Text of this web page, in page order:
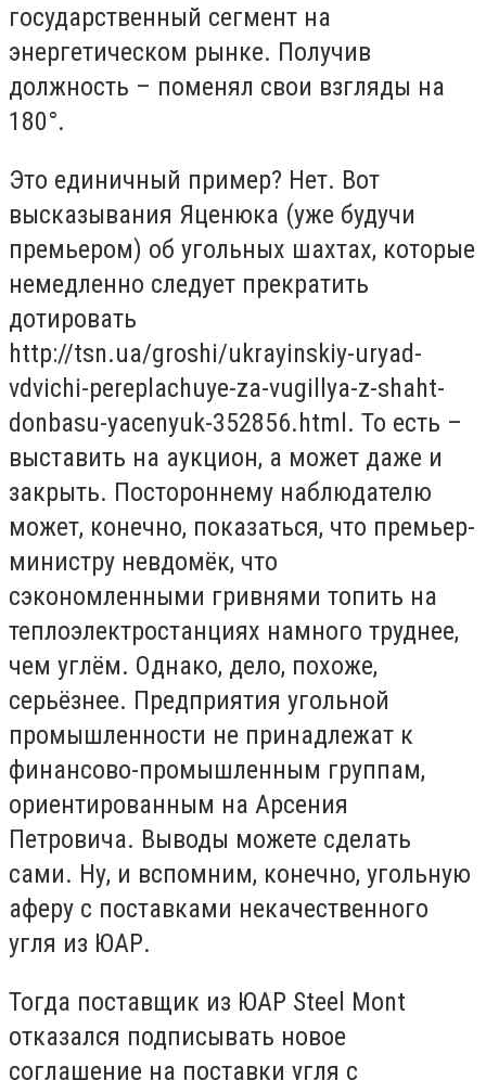
государственный сегмент на
энергетическом рынке. Получив
должность – поменял свои взгляды на
180°.
Это единичный пример? Нет. Вот
высказывания Яценюка (уже будучи
премьером) об угольных шахтах, которые
немедленно следует прекратить
дотировать
http://tsn.ua/groshi/ukrayinskiy-uryad-
vdvichi-pereplachuye-za-vugillya-z-shaht-
donbasu-yacenyuk-352856.html. То есть –
выставить на аукцион, а может даже и
закрыть. Постороннему наблюдателю
может, конечно, показаться, что премьер-
министру невдомёк, что
сэкономленными гривнями топить на
теплоэлектростанциях намного труднее,
чем углём. Однако, дело, похоже,
серьёзнее. Предприятия угольной
промышленности не принадлежат к
финансово-промышленным группам,
ориентированным на Арсения
Петровича. Выводы можете сделать
сами. Ну, и вспомним, конечно, угольную
аферу с поставками некачественного
угля из ЮАР.
Тогда поставщик из ЮАР Steel Mont
отказался подписывать новое
соглашение на поставки угля с